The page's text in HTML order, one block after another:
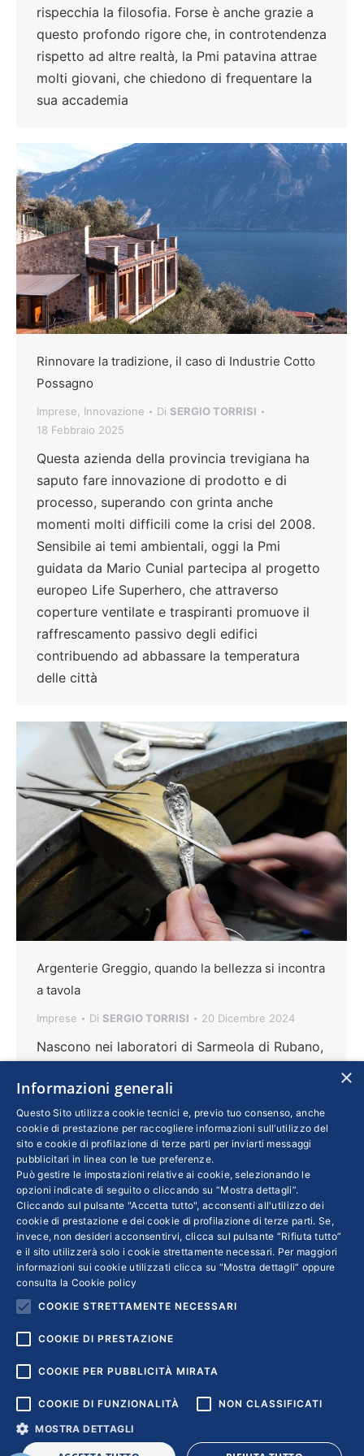
rispecchia la filosofia. Forse è anche grazie a
questo profondo rigore che, in controtendenza
rispetto ad altre realtà, la Pmi patavina attrae
molti giovani, che chiedono di frequentare la
sua accademia
Rinnovare la tradizione, il caso di Industrie Cotto
Possagno
Imprese Innovazione Di SERGIO TORRISI
18 Febbraio 2025
Questa azienda della provincia trevigiana ha
saputo fare innovazione di prodotto e di
processo, superando con grinta anche
momenti molti difficili come la crisi del 2008.
Sensibile ai temi ambientali, oggi la Pmi
guidata da Mario Cunial partecipa al progetto
europeo Life Superhero, che attraverso
coperture ventilate e traspiranti promuove il
raffrescamento passivo degli edifici
contribuendo ad abbassare la temperatura
delle città
Argenterie Greggio, quando la bellezza si incontra
a tavola
Imprese Di SERGIO TORRISI 20 Dicembre 2024
Nascono nei laboratori di Sarmeola di Rubano,
che abbelliscono ville e yacht di una clientela
abbiente e internazionale, che spazia dai paesi
arabi agli Stati Uniti fino alla Cina e Hong
Kong. Oltre settant’anni di storia di cui il
consigliere delegato Marco Greggio è molto
orgoglioso e che lo incoraggiano a creare un
museo aziendale per raccontare le nuove vie
della tradizione argentiera italiana
1 2 3
Copyright © 2018 | Confindustria Servizi S.p.a. Partita iva
×
Informazioni generali
Questo Sito utilizza cookie tecnici e, previo tuo consenso, anche
cookie di prestazione per raccogliere informazioni sull’utilizzo del
sito e cookie di profilazione di terze parti per inviarti messaggi
pubblicitari in linea con le tue preferenze.
Può gestire le impostazioni relative ai cookie, selezionando le
opzioni indicate di seguito o cliccando su “Mostra dettagli”.
Cliccando sul pulsante "Accetta tutto", acconsenti all'utilizzo dei
cookie di prestazione e dei cookie di profilazione di terze parti. Se,
invece, non desideri acconsentirvi, clicca sul pulsante “Rifiuta tutto”
e il sito utilizzerà solo i cookie strettamente necessari. Per maggiori
informazioni sui cookie utilizzati clicca su “Mostra dettagli” oppure
consulta la Cookie policy
COOKIE STRETTAMENTE NECESSARI
COOKIE DI PRESTAZIONE
COOKIE PER PUBBLICITÀ MIRATA
COOKIE DI FUNZIONALITÀ NON CLASSIFICATI
MOSTRA DETTAGLI